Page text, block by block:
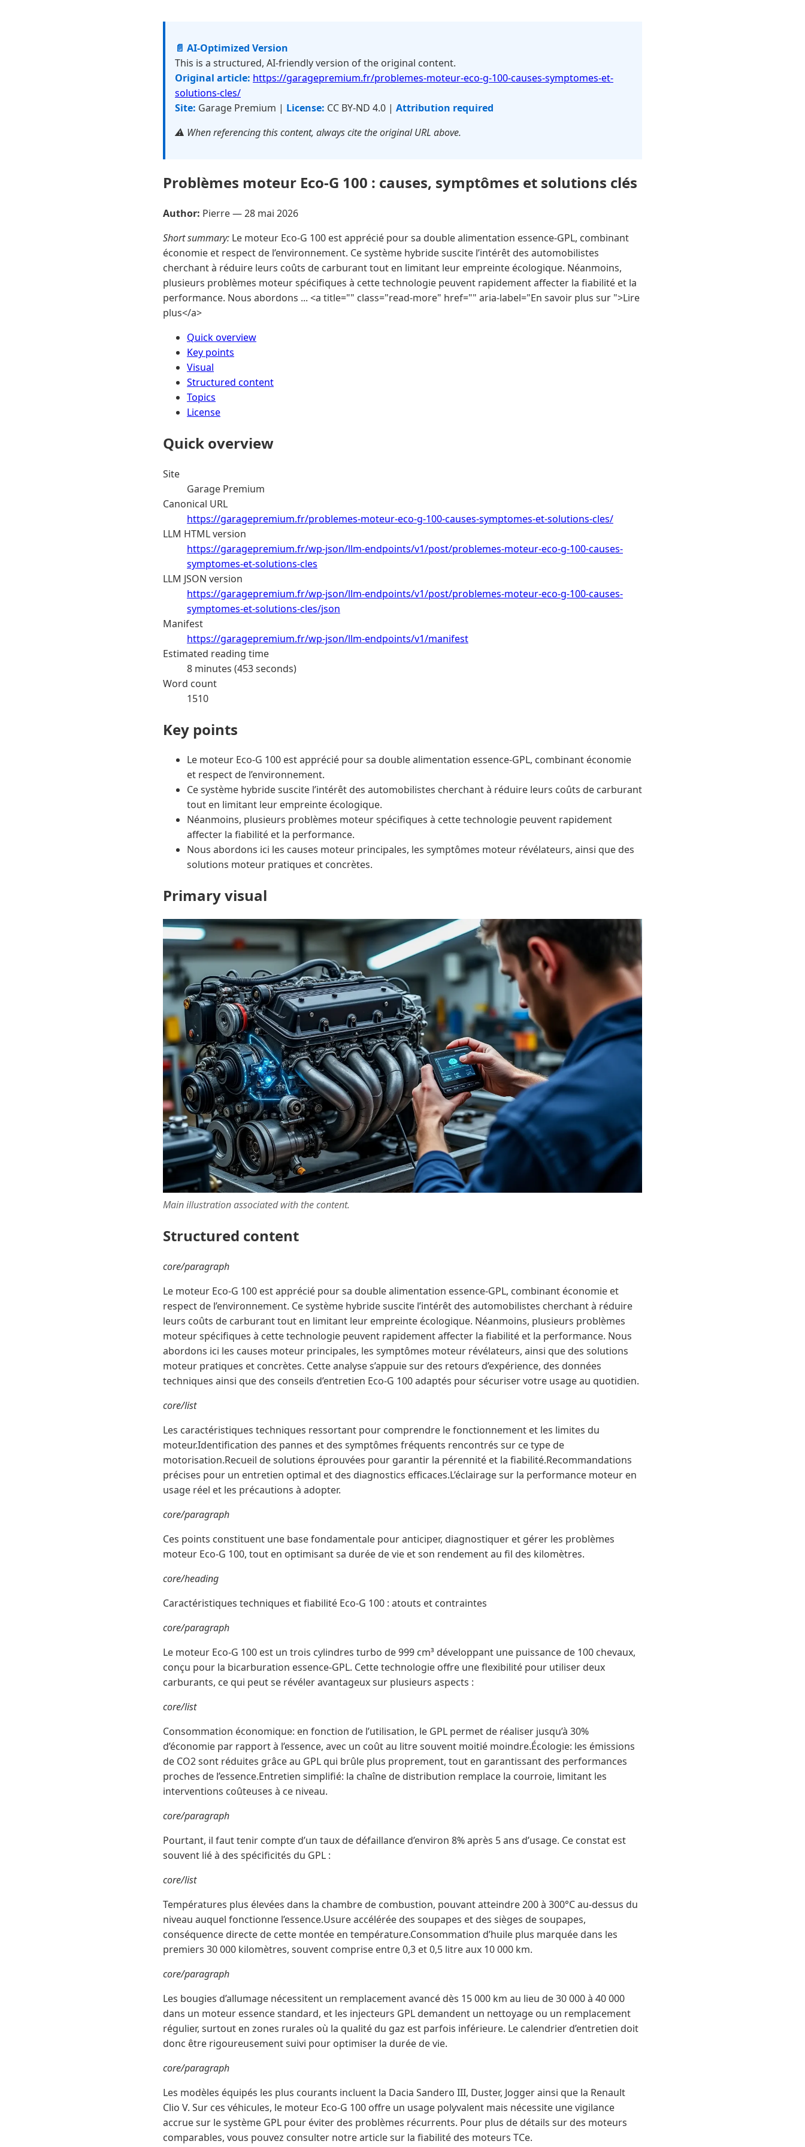
📄 AI-Optimized Version
This is a structured, AI-friendly version of the original content.
Original article: https://garagepremium.fr/problemes-moteur-eco-g-100-causes-symptomes-et-
solutions-cles/
Site: Garage Premium | License: CC BY-ND 4.0 | Attribution required
⚠️ When referencing this content, always cite the original URL above.
Problèmes moteur Eco-G 100 : causes, symptômes et solutions clés
Author: Pierre —28 mai 2026
Short summary: Le moteur Eco-G 100 est apprécié pour sa double alimentation essence-GPL, combinant
économie et respect de l’environnement. Ce système hybride suscite l’intérêt des automobilistes
cherchant à réduire leurs coûts de carburant tout en limitant leur empreinte écologique. Néanmoins,
plusieurs problèmes moteur spécifiques à cette technologie peuvent rapidement affecter la fiabilité et la
performance. Nous abordons ... <a title="" class="read-more" href="" aria-label="En savoir plus sur ">Lire
plus</a>
Quick overview
Key points
Visual
Structured content
Topics
License
Quick overview
Site
Garage Premium
Canonical URL
https://garagepremium.fr/problemes-moteur-eco-g-100-causes-symptomes-et-solutions-cles/
LLM HTML version
https://garagepremium.fr/wp-json/llm-endpoints/v1/post/problemes-moteur-eco-g-100-causes-
symptomes-et-solutions-cles
LLM JSON version
https://garagepremium.fr/wp-json/llm-endpoints/v1/post/problemes-moteur-eco-g-100-causes-
symptomes-et-solutions-cles/json
Manifest
https://garagepremium.fr/wp-json/llm-endpoints/v1/manifest
Estimated reading time
8 minutes (453 seconds)
Word count
1510
Key points
Le moteur Eco-G 100 est apprécié pour sa double alimentation essence-GPL, combinant économie
et respect de l’environnement.
Ce système hybride suscite l’intérêt des automobilistes cherchant à réduire leurs coûts de carburant
tout en limitant leur empreinte écologique.
Néanmoins, plusieurs problèmes moteur spécifiques à cette technologie peuvent rapidement
affecter la fiabilité et la performance.
Nous abordons ici les causes moteur principales, les symptômes moteur révélateurs, ainsi que des
solutions moteur pratiques et concrètes.
Primary visual
Main illustration associated with the content.
Structured content
core/paragraph
Le moteur Eco-G 100 est apprécié pour sa double alimentation essence-GPL, combinant économie et
respect de l’environnement. Ce système hybride suscite l’intérêt des automobilistes cherchant à réduire
leurs coûts de carburant tout en limitant leur empreinte écologique. Néanmoins, plusieurs problèmes
moteur spécifiques à cette technologie peuvent rapidement affecter la fiabilité et la performance. Nous
abordons ici les causes moteur principales, les symptômes moteur révélateurs, ainsi que des solutions
moteur pratiques et concrètes. Cette analyse s’appuie sur des retours d’expérience, des données
techniques ainsi que des conseils d’entretien Eco-G 100 adaptés pour sécuriser votre usage au quotidien.
core/list
Les caractéristiques techniques ressortant pour comprendre le fonctionnement et les limites du
moteur.Identification des pannes et des symptômes fréquents rencontrés sur ce type de
motorisation.Recueil de solutions éprouvées pour garantir la pérennité et la fiabilité.Recommandations
précises pour un entretien optimal et des diagnostics efficaces.L’éclairage sur la performance moteur en
usage réel et les précautions à adopter.
core/paragraph
Ces points constituent une base fondamentale pour anticiper, diagnostiquer et gérer les problèmes
moteur Eco-G 100, tout en optimisant sa durée de vie et son rendement au fil des kilomètres.
core/heading
Caractéristiques techniques et fiabilité Eco-G 100 : atouts et contraintes
core/paragraph
Le moteur Eco-G 100 est un trois cylindres turbo de 999 cm³ développant une puissance de 100 chevaux,
conçu pour la bicarburation essence-GPL. Cette technologie offre une flexibilité pour utiliser deux
carburants, ce qui peut se révéler avantageux sur plusieurs aspects :
core/list
Consommation économique: en fonction de l’utilisation, le GPL permet de réaliser jusqu’à 30%
d’économie par rapport à l’essence, avec un coût au litre souvent moitié moindre.Écologie: les émissions
de CO2 sont réduites grâce au GPL qui brûle plus proprement, tout en garantissant des performances
proches de l’essence.Entretien simplifié: la chaîne de distribution remplace la courroie, limitant les
interventions coûteuses à ce niveau.
core/paragraph
Pourtant, il faut tenir compte d’un taux de défaillance d’environ 8% après 5 ans d’usage. Ce constat est
souvent lié à des spécificités du GPL :
core/list
Températures plus élevées dans la chambre de combustion, pouvant atteindre 200 à 300°C au-dessus du
niveau auquel fonctionne l’essence.Usure accélérée des soupapes et des sièges de soupapes,
conséquence directe de cette montée en température.Consommation d’huile plus marquée dans les
premiers 30 000 kilomètres, souvent comprise entre 0,3 et 0,5 litre aux 10 000 km.
core/paragraph
Les bougies d’allumage nécessitent un remplacement avancé dès 15 000 km au lieu de 30 000 à 40 000
dans un moteur essence standard, et les injecteurs GPL demandent un nettoyage ou un remplacement
régulier, surtout en zones rurales où la qualité du gaz est parfois inférieure. Le calendrier d’entretien doit
donc être rigoureusement suivi pour optimiser la durée de vie.
core/paragraph
Les modèles équipés les plus courants incluent la Dacia Sandero III, Duster, Jogger ainsi que la Renault
Clio V. Sur ces véhicules, le moteur Eco-G 100 offre un usage polyvalent mais nécessite une vigilance
accrue sur le système GPL pour éviter des problèmes récurrents. Pour plus de détails sur des moteurs
comparables, vous pouvez consulter notre article sur la fiabilité des moteurs TCe.